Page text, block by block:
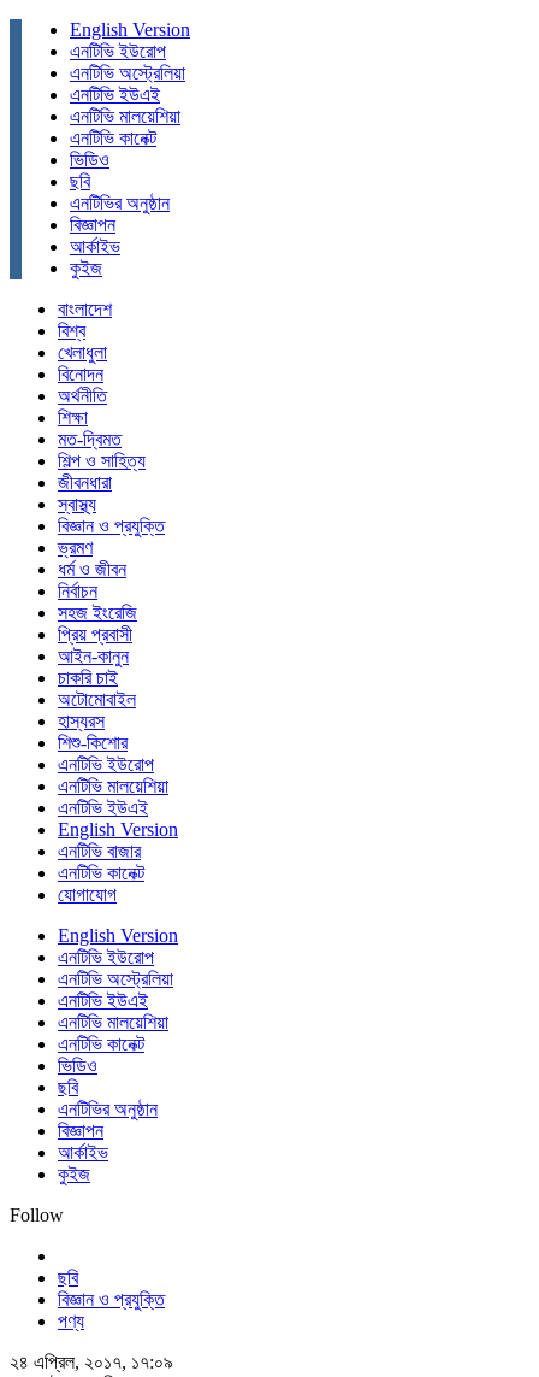
English Version
এনটিভি ইউরোপ
এনটিভি অস্ট্রেলিয়া
এনটিভি ইউএই
এনটিভি মালয়েশিয়া
এনটিভি কানেক্ট
ভিডিও
ছবি
এনটিভির অনুষ্ঠান
বিজ্ঞাপন
আর্কাইভ
কুইজ
বাংলাদেশ
বিশ্ব
খেলাধুলা
বিনোদন
অর্থনীতি
শিক্ষা
মত-দ্বিমত
শিল্প ও সাহিত্য
জীবনধারা
স্বাস্থ্য
বিজ্ঞান ও প্রযুক্তি
ভ্রমণ
ধর্ম ও জীবন
নির্বাচন
সহজ ইংরেজি
প্রিয় প্রবাসী
আইন-কানুন
চাকরি চাই
অটোমোবাইল
হাস্যরস
শিশু-কিশোর
এনটিভি ইউরোপ
এনটিভি মালয়েশিয়া
এনটিভি ইউএই
English Version
এনটিভি বাজার
এনটিভি কানেক্ট
যোগাযোগ
English Version
এনটিভি ইউরোপ
এনটিভি অস্ট্রেলিয়া
এনটিভি ইউএই
এনটিভি মালয়েশিয়া
এনটিভি কানেক্ট
ভিডিও
ছবি
এনটিভির অনুষ্ঠান
বিজ্ঞাপন
আর্কাইভ
কুইজ
Follow
ছবি
বিজ্ঞান ও প্রযুক্তি
পণ্য
২৪ এপ্রিল, ২০১৭, ১৭:০৯